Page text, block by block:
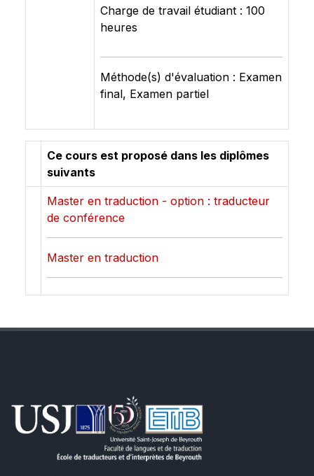
Charge de travail étudiant : 100
heures
Méthode(s) d'évaluation : Examen
final, Examen partiel
Ce cours est proposé dans les diplômes
suivants
Master en traduction - option : traducteur
de conférence
Master en traduction